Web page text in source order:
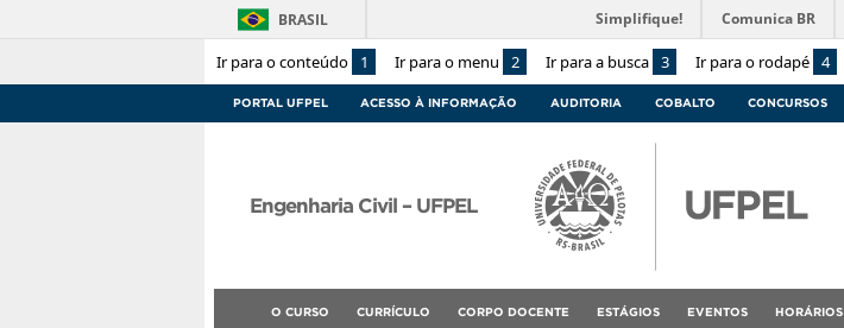
Ir para o conteúdo 1 Ir para o menu 2 Ir para a busca 3 Ir para o rodapé 4
BRASIL Simplifique! Comunica BR
PORTAL UFPEL ACESSO À INFORMAÇÃO AUDITORIA COBALTO CONCURSOS
Engenharia Civil – UFPEL
O CURSO CURRÍCULO CORPO DOCENTE ESTÁGIOS EVENTOS HORÁRIOS